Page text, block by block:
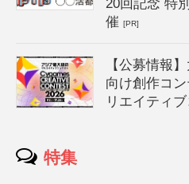
20回記念 特
催[PR]
【公募情報
向け創作コ
リエイティ
特集